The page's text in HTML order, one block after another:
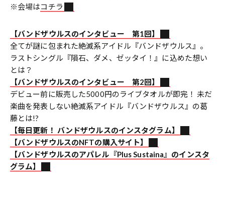
※会場はコチラ
【バンドザウルスのインタビュー 第1回】
全てが謎に包まれた絶滅系アイドル『バンドザウルス』。
ラストシングル『隕石、ダメ、ゼッタイ！』に込めた想い
とは？
【バンドザウルスのインタビュー 第2回】
デビュー前に販売した5000円のライブタオルが即完！ 未だ
楽曲を発表しない絶滅系アイドル『バンドザウルス』の葛
藤とは!?
【毎日更新！ バンドザウルスのインスタグラム】
【バンドザウルスのNFTの購入サイト】
【バンドザウルスのアパレル『Plus Sustaina』のインスタ
グラム】